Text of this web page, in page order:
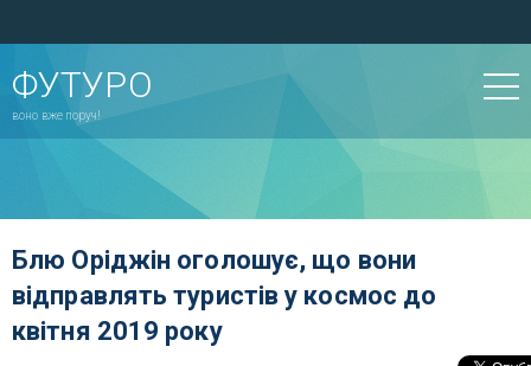
ФУТУРО
воно вже поруч!
Блю Оріджін оголошує, що вони
відправлять туристів у космос до
квітня 2019 року